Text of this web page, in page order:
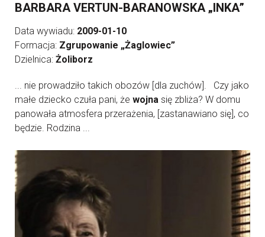
BARBARA VERTUN-BARANOWSKA „INKA”
Data wywiadu: 2009-01-10
Formacja: Zgrupowanie „Żaglowiec”
Dzielnica: Żoliborz
... nie prowadziło takich obozów [dla zuchów]. Czy jako
małe dziecko czuła pani, że wojna się zbliża? W domu
panowała atmosfera przerażenia, [zastanawiano się], co
będzie. Rodzina ...